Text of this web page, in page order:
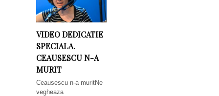
VIDEO DEDICATIE
SPECIALA.
CEAUSESCU N-A
MURIT
Ceausescu n-a muritNe
vegheaza